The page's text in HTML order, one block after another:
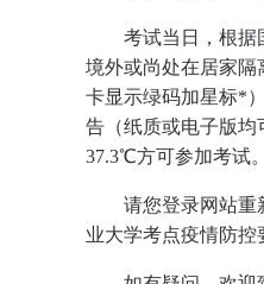
考试当日，根据
境外或尚处在居家隔
卡显示绿码加星标*
告（纸质或电子版均
37.3℃方可参加考试
请您登录网站重
业大学考点疫情防控